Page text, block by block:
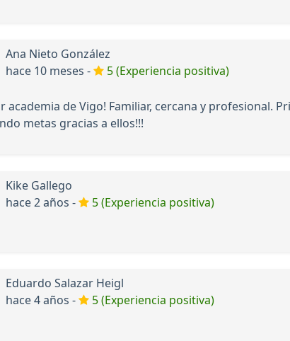
Ana Nieto González
hace 10 meses -
5 (Experiencia positiva)
academia de Vigo! Familiar, cercana y profesional.
metas gracias a ellos!!!
Kike Gallego
hace 2 años -
5 (Experiencia positiva)
Eduardo Salazar Heigl
hace 4 años -
5 (Experiencia positiva)